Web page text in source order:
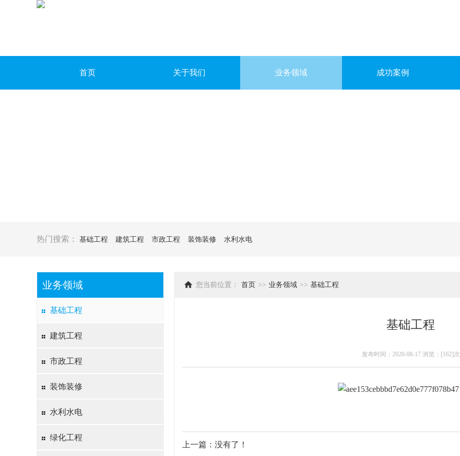
首页 关于我们 业务领域 成功案例
热门搜索： 基础工程 建筑工程 市政工程 装饰装修 水利水电
业务领域
基础工程
建筑工程
市政工程
装饰装修
水利水电
绿化工程
您当前位置： 首页 >> 业务领域 >> 基础工程
基础工程
发布时间：2020-08-17 浏览：[162]次
上一篇：没有了！